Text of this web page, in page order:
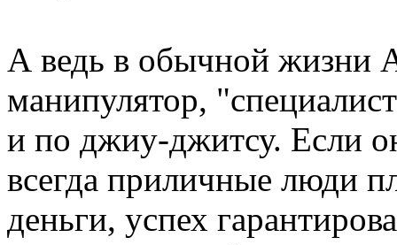
А ведь в обычной жизни
манипулятор,
и по джиу-джитсу. Если
всегда приличные люди
деньги, успех